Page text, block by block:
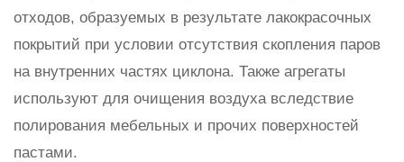
отходов, образуемых в результате лакокрасочных
покрытий при условии отсутствия скопления паров
на внутренних частях циклона. Также агрегаты
используют для очищения воздуха вследствие
полирования мебельных и прочих поверхностей
пастами.